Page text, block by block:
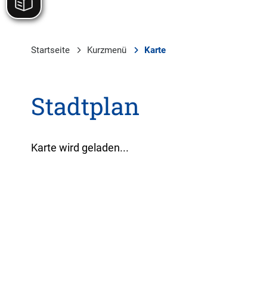
Startseite Kurzmenü Karte
Stadtplan
Karte wird geladen...